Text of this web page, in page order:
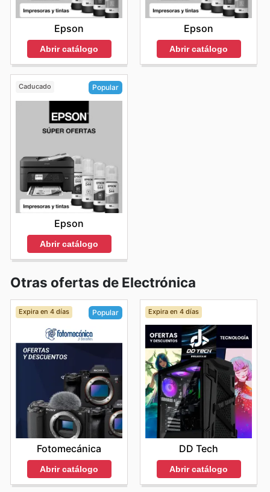
Epson
Abrir catálogo
Epson
Abrir catálogo
Caducado Popular
Epson
Abrir catálogo
Otras ofertas de Electrónica
Expira en 4 días Popular
Fotomecánica
Abrir catálogo
Expira en 4 días
DD Tech
Abrir catálogo